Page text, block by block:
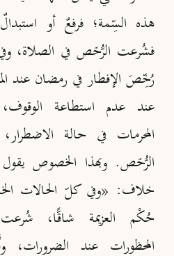
هذه السِّمة؛ فرفعٌ أو
فشُرعت الرُّخَص في الصلاة،
رُخِّصَ الإفطار في رمضان عند
عند عدم استطاعة
المحرمات في حالة
الرُّخَص. وبهذا الخصوص
خلاف: «وفي كلّ الحالات
حُكْم العزيمة شاقًّا،
المحظورات عند الضرورات،